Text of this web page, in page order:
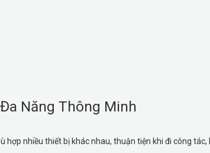
Năng Thông Minh
hợp nhiều thiết bị khác nhau, thuận tiện khi đi công tác,